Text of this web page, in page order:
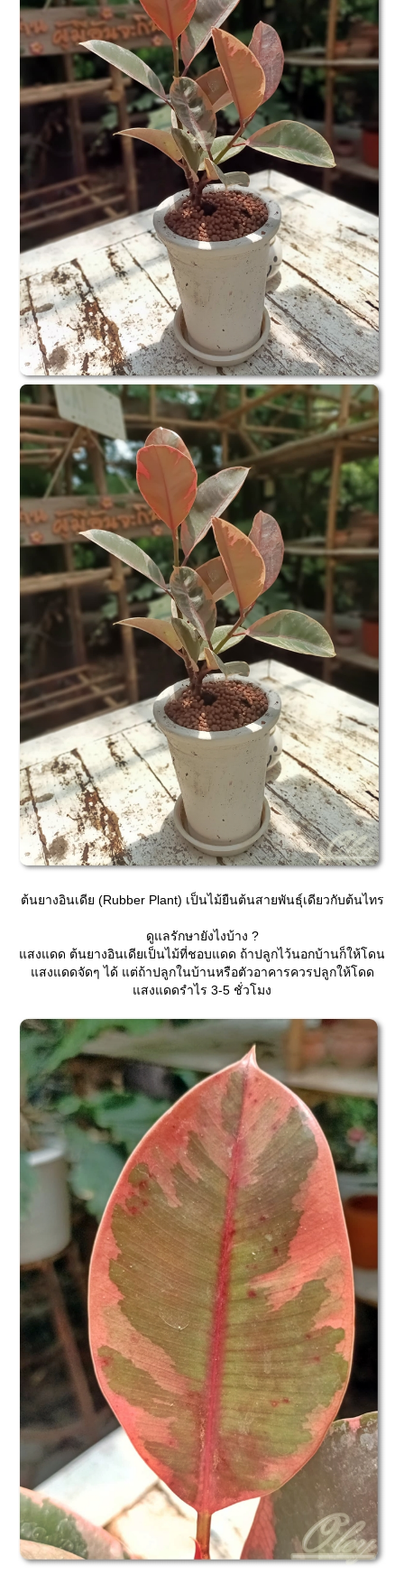
ต้นยางอินเดีย (Rubber Plant) เป็นไม้ยืนต้นสายพันธุ์เดียวกับต้นไทร
ดูแลรักษายังไงบ้าง ?
สงแดด ต้นยางอินเดียเป็นไม้ที่ชอบแดด ถ้าปลูกไว้นอกบ้านก็ให้โดน
สงแดดจัดๆ ได้ แต่ถ้าปลูกในบ้านหรือตัวอาคารควรปลูกให้โดด
สงแดดรำไร 3-5 ชั่วโมง